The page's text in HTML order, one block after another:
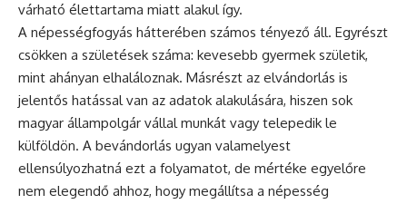
várható élettartama miatt alakul így.
A népességfogyás hátterében számos tényező áll. Egyrészt
csökken a születések száma: kevesebb gyermek születik,
mint ahányan elhaláloznak. Másrészt az elvándorlás is
jelentős hatással van az adatok alakulására, hiszen sok
magyar állampolgár vállal munkát vagy telepedik le
külföldön. A bevándorlás ugyan valamelyest
ellensúlyozhatná ezt a folyamatot, de mértéke egyelőre
nem elegendő ahhoz, hogy megállítsa a népesség